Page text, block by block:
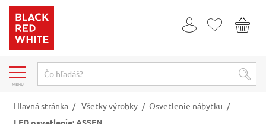
MENU
Hlavná stránka / Všetky výrobky / Osvetlenie nábytku /